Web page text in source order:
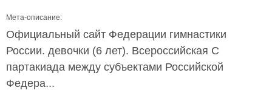
Мета-описание:
Официальный сайт Федерации гимнастики
России. девочки (6 лет). Всероссийская С
партакиада между субъектами Российской
Федера...